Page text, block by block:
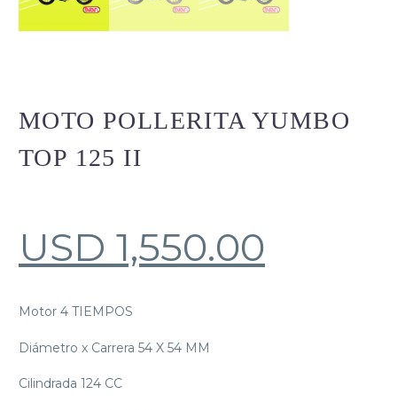
MOTO POLLERITA YUMBO
TOP 125 II
USD 1,550.00
Motor 4 TIEMPOS
Diámetro x Carrera 54 X 54 MM
Cilindrada 124 CC